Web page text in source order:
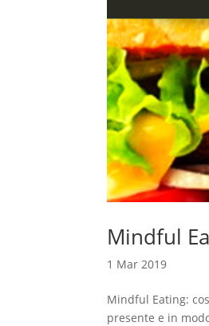
Mindful
1 Mar 2019
Mindful Eating:
presente e in